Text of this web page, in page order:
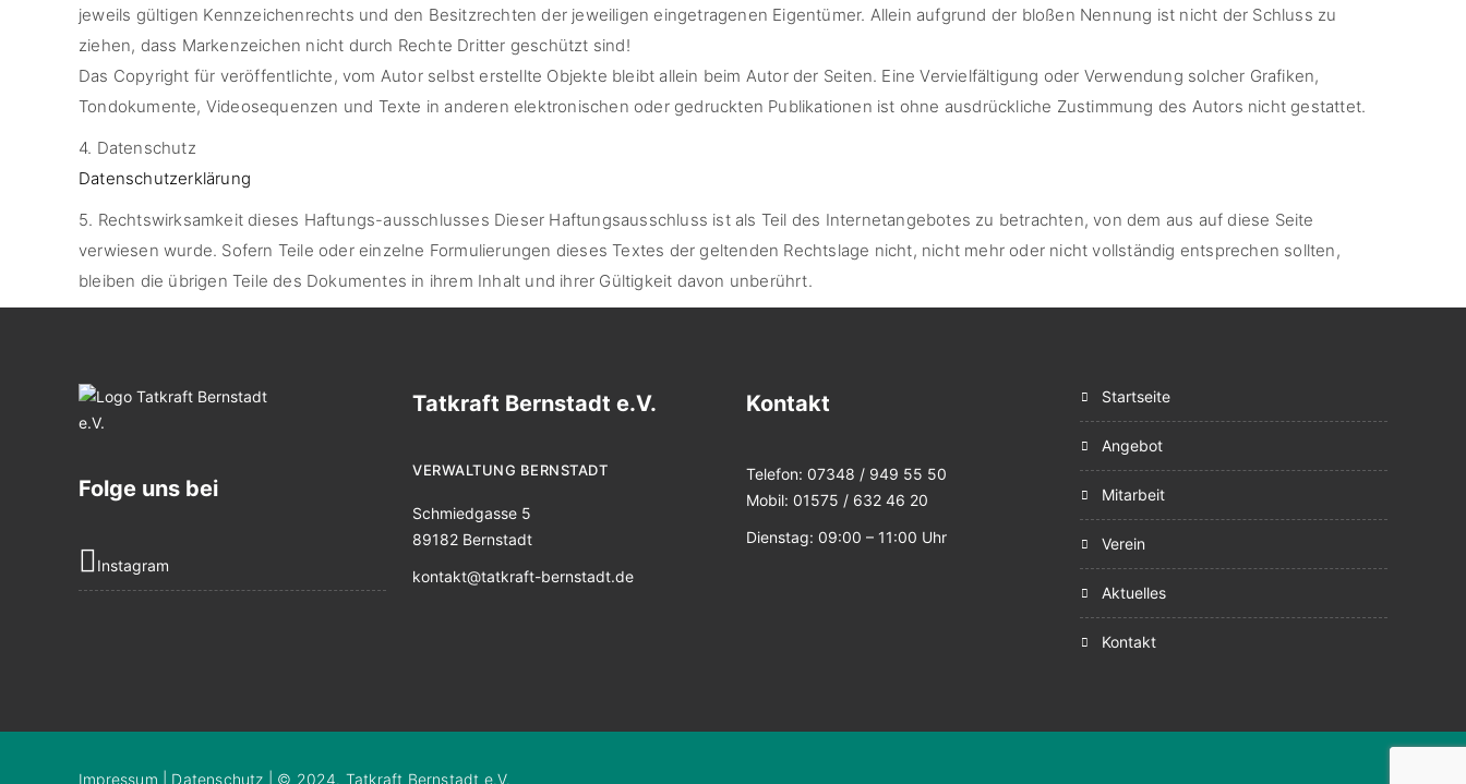
jeweils gültigen Kennzeichenrechts und den Besitzrechten der jeweiligen eingetragenen Eigentümer. Allein aufgrund der bloßen Nennung ist nicht der Schluss zu
ziehen, dass Markenzeichen nicht durch Rechte Dritter geschützt sind!
Das Copyright für veröffentlichte, vom Autor selbst erstellte Objekte bleibt allein beim Autor der Seiten. Eine Vervielfältigung oder Verwendung solcher Grafiken,
Tondokumente, Videosequenzen und Texte in anderen elektronischen oder gedruckten Publikationen ist ohne ausdrückliche Zustimmung des Autors nicht gestattet.
4. Datenschutz
Datenschutzerklärung
5. Rechtswirksamkeit dieses Haftungs-ausschlusses Dieser Haftungsausschluss ist als Teil des Internetangebotes zu betrachten, von dem aus auf diese Seite
verwiesen wurde. Sofern Teile oder einzelne Formulierungen dieses Textes der geltenden Rechtslage nicht, nicht mehr oder nicht vollständig entsprechen sollten,
bleiben die übrigen Teile des Dokumentes in ihrem Inhalt und ihrer Gültigkeit davon unberührt.
Folge uns bei
Instagram
Tatkraft Bernstadt e.V.
VERWALTUNG BERNSTADT
Schmiedgasse 5
89182 Bernstadt
kontakt@tatkraft-bernstadt.de
Kontakt
Telefon: 07348 / 949 55 50
Mobil: 01575 / 632 46 20
Dienstag: 09:00 – 11:00 Uhr
startseite
angebot
mitarbeit
verein
aktuelles
kontakt
Impressum Datenschutz | © 2024. Tatkraft Bernstadt e.V.